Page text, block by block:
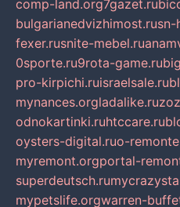
comp-land.org7gazet.ru
bulgarianedvizhimost.rusn-
fexer.rusnite-mebel.ru
0sporte.ru9rota-game.ru
pro-kirpichi.ruisraelsale.ru
mynances.orgladalike.ru
odnokartinki.ruhtccare.ru
oysters-digital.ruo-
myremont.orgportal-
superdeutsch.ru
mypetslife.orgwarren-